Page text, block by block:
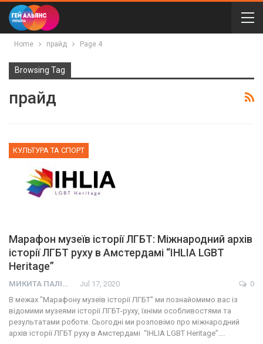
Home прайд Page 4
Browsing Tag
прайд
КУЛЬТУРА ТА СПОРТ
Марафон музеїв історії ЛГБТ: Міжнародний архів
історії ЛГБТ руху в Амстердамі “IHLIA LGBT
Heritage”
МИКИТА ПАЛІЙ Jul 17, 2020
0
В межах "Марафону музеїв історії ЛГБТ" ми познайомимо вас із
відомими музеями історії ЛГБТ-руху, їхніми особливостями та
результатами роботи. Сьогодні ми розповімо про міжнародний
архів історії ЛГБТ руху в Амстердамі “IHLIA LGBT Heritage”.…